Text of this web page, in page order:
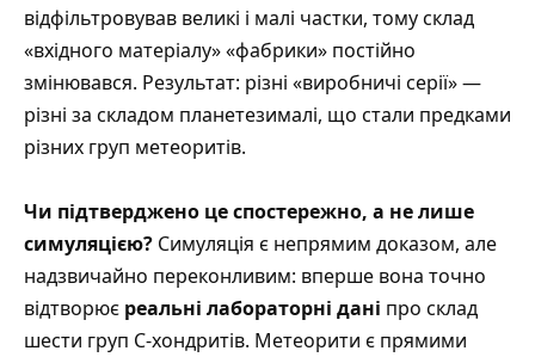
відфільтровував великі і малі частки, тому склад
«вхідного матеріалу» «фабрики» постійно
змінювався. Результат: різні «виробничі серії» —
різні за складом планетезималі, що стали предками
різних груп метеоритів.
Чи підтверджено це спостережно, а не лише
симуляцією? Симуляція є непрямим доказом, але
надзвичайно переконливим: вперше вона точно
відтворює реальні лабораторні дані про склад
шести груп C-хондритів. Метеорити є прямими